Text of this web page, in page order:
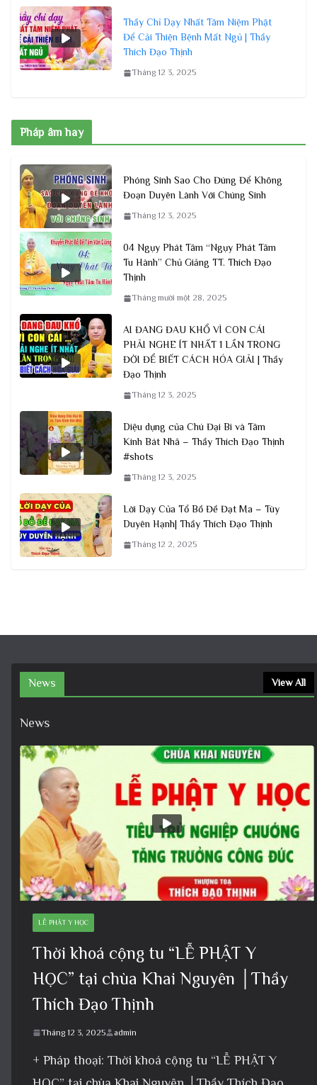
Thầy Chỉ Dạy Nhất Tâm Niệm Phật
Để Cải Thiện Bệnh Mất Ngủ | Thầy
Thích Đạo Thịnh
Tháng 12 3, 2025
Pháp âm hay
Phóng Sinh Sao Cho Đúng Để Không
Đoạn Duyên Lành Với Chúng Sinh
Tháng 12 3, 2025
04 Ngụy Phát Tâm “Ngụy Phát Tâm
Tu Hành” Chủ Giảng TT. Thích Đạo
Thịnh
Tháng mười một 28, 2025
AI ĐANG ĐAU KHỔ VÌ CON CÁI
PHẢI NGHE ÍT NHẤT 1 LẦN TRONG
ĐỜI ĐỂ BIẾT CÁCH HÓA GIẢI | Thầy
Đạo Thịnh
Tháng 12 3, 2025
Diệu dụng của Chú Đại Bi và Tâm
Kinh Bát Nhã – Thầy Thích Đạo Thịnh
#shots
Tháng 12 3, 2025
Lời Dạy Của Tổ Bồ Đề Đạt Ma – Tùy
Duyên Hạnh| Thầy Thích Đạo Thịnh
Tháng 12 2, 2025
News View All
News
LỄ PHẬT Y HỌC
Thời khoá cộng tu “LỄ PHẬT Y
HỌC” tại chùa Khai Nguyên │Thầy
Thích Đạo Thịnh
Tháng 12 3, 2025 admin
+ Pháp thoại: Thời khoá cộng tu “LỄ PHẬT Y